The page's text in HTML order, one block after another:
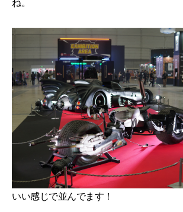
ね。
いい感じで並んでます！